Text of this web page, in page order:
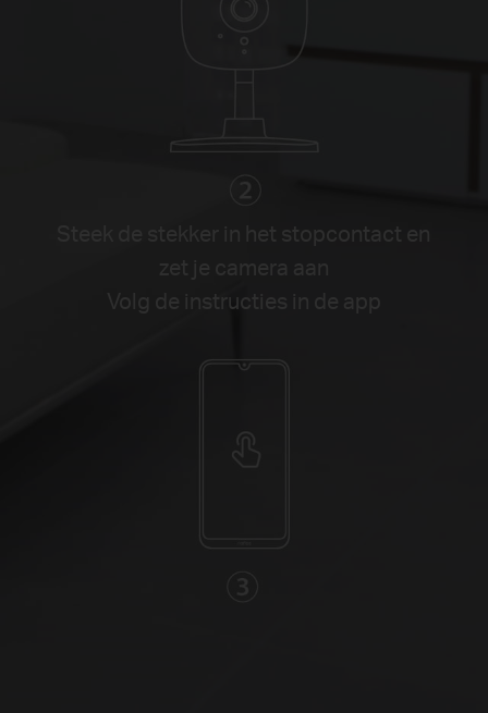
Steek de stekker in het stopcontact en
Volg de instructies in de app